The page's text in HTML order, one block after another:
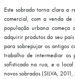
Este sobrado torna clara a
comercial, com a venda de
população urbana
adquirir produtos do seu
para sobrepujar os antigos
trabalho de intermediar os
sofisticado na rua, e o
novos sobrados (SILVA,